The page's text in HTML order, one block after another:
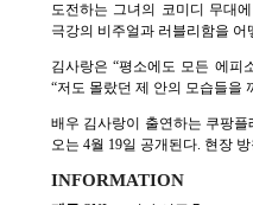
도전하는 그녀의 코미디 무대
극강의 비주얼과 러블리함을
김사랑은 “평소에도 모든 에피
“저도 몰랐던 제 안의 모습들을
배우 김사랑이 출연하는 쿠팡플
오는 4월 19일 공개된다. 현장
INFORMATION